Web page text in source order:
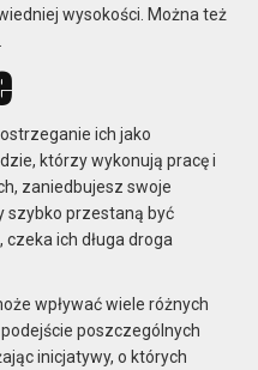
wysokości. Można też
ich jako
którzy wykonują pracę i
zaniedbujesz swoje
szybko przestaną być
ich długa droga
wpływać wiele różnych
poszczególnych
inicjatywy, o których